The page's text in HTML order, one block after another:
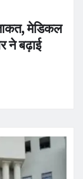
मेडिकल
ने बढ़ाई